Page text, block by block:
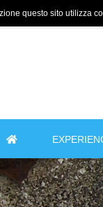
questo sito utilizza